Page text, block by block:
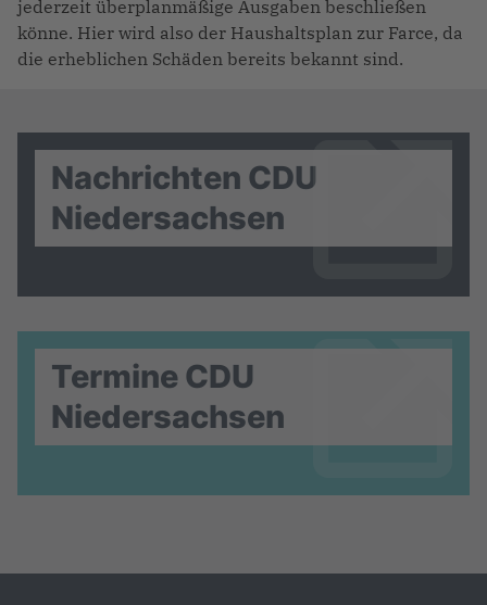
jederzeit überplanmäßige Ausgaben beschließen
könne. Hier wird also der Haushaltsplan zur Farce, da
die erheblichen Schäden bereits bekannt sind.
Nachrichten CDU
Niedersachsen
Termine CDU
Niedersachsen